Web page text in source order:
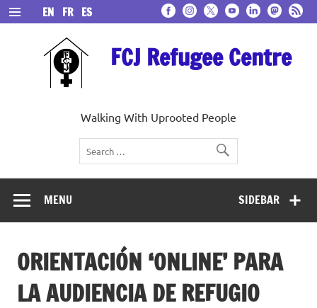
Skip
to
content
FCJ Refugee Centre
Walking With Uprooted People
EN FR ES
SIDEBAR
MENU
ORIENTACIÓN ‘ONLINE’ PARA
LA AUDIENCIA DE REFUGIO